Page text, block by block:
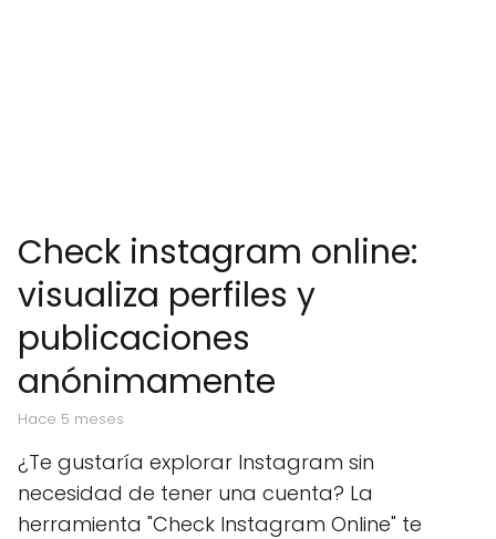
Check instagram online:
visualiza perfiles y
publicaciones
anónimamente
hace 5 meses
¿Te gustaría explorar Instagram sin
necesidad de tener una cuenta? La
herramienta "Check Instagram Online" te